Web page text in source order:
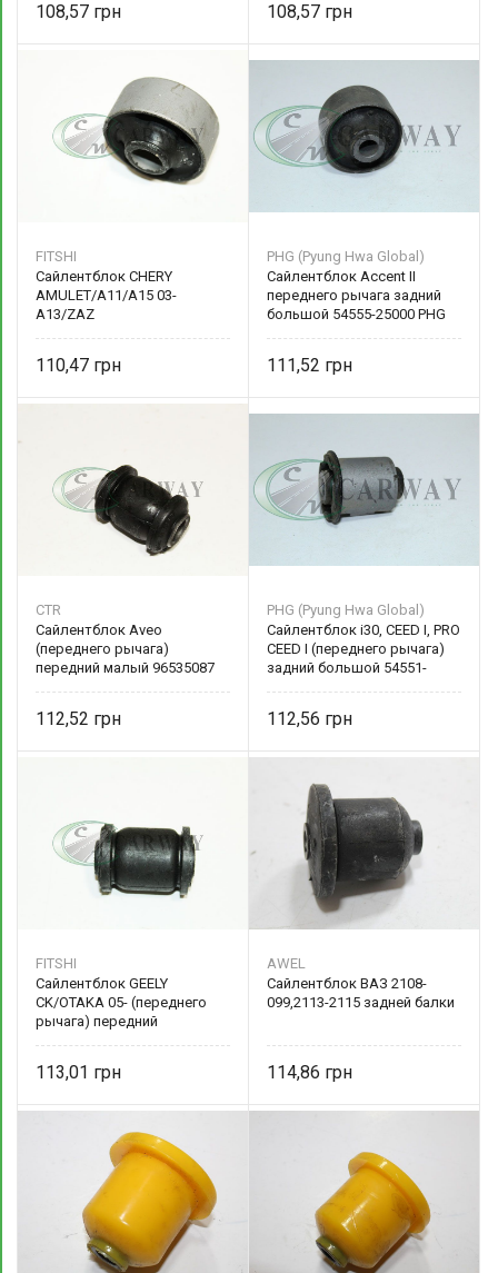
108,57 108,57
FITSHI
Сайлентблок CHERY
AMULET/A11/A15 03-
A13/ZAZ
FT 2975-17SC FITSHI
110,47
PHG (Pyung Hwa Global)
Сайлентблок Accent II
переднего рычага задний
большой 54555-25000 PHG
111,52
CTR
Сайлентблок Aveo
(переднего рычага)
передний малый 96535087
112,52
PHG (Pyung Hwa Global)
Сайлентблок i30, CEED I, PRO
CEED I (переднего рычага)
задний большой 54551-
112,56
FITSHI
Сайлентблок GEELY
CK/OTAKA 05- (переднего
рычага) передний
113,01
AWEL
Сайлентблок ВАЗ 2108-
099,2113-2115 задней балки
114,86